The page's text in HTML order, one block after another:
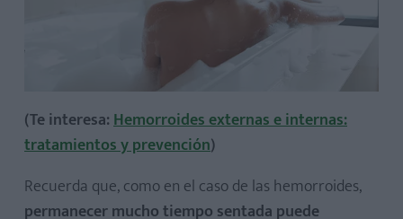
(Te interesa:Hemorroides externas e internas:
tratamientos y prevención)
Recuerda que, como en el caso de las hemorroides,
permanecer mucho tiempo sentada puede